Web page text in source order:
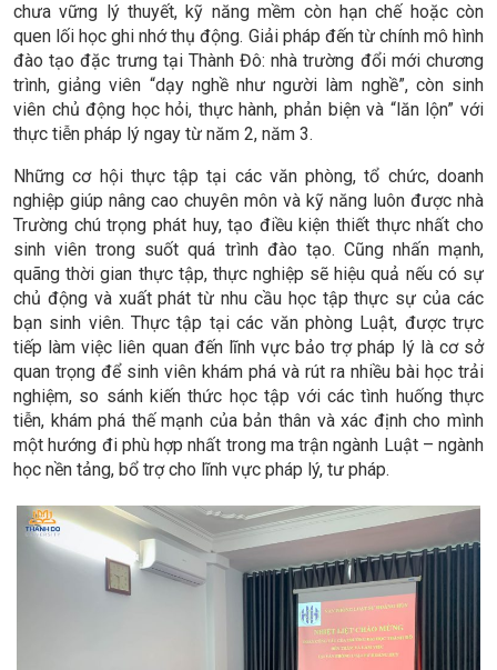
chưa vững lý thuyết, kỹ năng mềm còn hạn chế hoặc còn
quen lối học ghi nhớ thụ động. Giải pháp đến từ chính mô hình
đào tạo đặc trưng tại Thành Đô: nhà trường đổi mới chương
trình, giảng viên “dạy nghề như người làm nghề”, còn sinh
viên chủ động học hỏi, thực hành, phản biện và “lăn lộn” với
thực tiễn pháp lý ngay từ năm 2, năm 3.
Những cơ hội thực tập tại các văn phòng, tổ chức, doanh
nghiệp giúp nâng cao chuyên môn và kỹ năng luôn được nhà
Trường chú trọng phát huy, tạo điều kiện thiết thực nhất cho
sinh viên trong suốt quá trình đào tạo. Cũng nhấn mạnh,
quãng thời gian thực tập, thực nghiệp sẽ hiệu quả nếu có sự
chủ động và xuất phát từ nhu cầu học tập thực sự của các
bạn sinh viên. Thực tập tại các văn phòng Luật, được trực
tiếp làm việc liên quan đến lĩnh vực bảo trợ pháp lý là cơ sở
quan trọng để sinh viên khám phá và rút ra nhiều bài học trải
nghiệm, so sánh kiến thức học tập với các tình huống thực
tiễn, khám phá thế mạnh của bản thân và xác định cho mình
một hướng đi phù hợp nhất trong ma trận ngành Luật – ngành
học nền tảng, bổ trợ cho lĩnh vực pháp lý, tư pháp.